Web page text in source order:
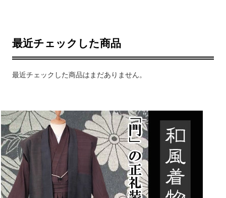
最近チェックした商品
最近チェックした商品はまだありません。